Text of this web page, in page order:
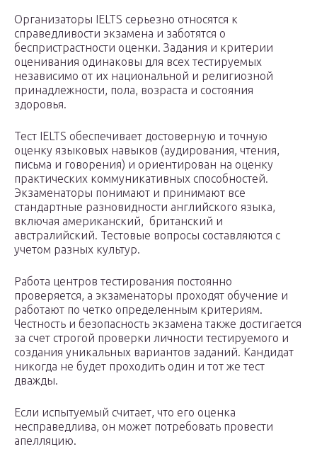
Организаторы IELTS серьезно относятся к
справедливости экзамена и заботятся о
беспристрастности оценки. Задания и критерии
оценивания одинаковы для всех тестируемых
независимо от их национальной и религиозной
принадлежности, пола, возраста и состояния
здоровья.
Тест IELTS обеспечивает достоверную и точную
оценку языковых навыков (аудирования, чтения,
письма и говорения) и ориентирован на оценку
практических коммуникативных способностей.
Экзаменаторы понимают и принимают все
стандартные разновидности английского языка,
включая американский, британский и
австралийский. Тестовые вопросы составляются с
учетом разных культур.
Работа центров тестирования постоянно
проверяется, а экзаменаторы проходят обучение и
работают по четко определенным критериям.
Честность и безопасность экзамена также достигается
за счет строгой проверки личности тестируемого и
создания уникальных вариантов заданий. Кандидат
никогда не будет проходить один и тот же тест
дважды.
Если испытуемый считает, что его оценка
несправедлива, он может потребовать провести
апелляцию.